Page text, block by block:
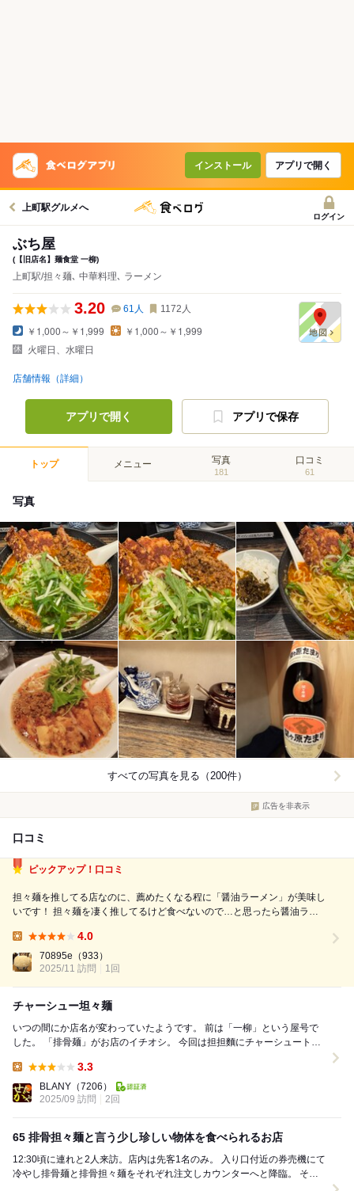
インストール アプリで開く
上町駅グルメへ
ログイン
ぶち屋
(【旧店名】麺食堂 一柳)
上町駅/担々麺､ 中華料理､ ラーメン
3.20 61 人 1172 人
￥1,000～￥1,999
￥1,000～￥1,999
火曜日、水曜日
店舗情報（詳細）
アプリで開く アプリで保存
トップ メニュー 写真
181
口コミ
61
写真
すべての写真を見る（200件）
広告を非表示
口コミ
ピックアップ！口コミ
担々麺を推してる店なのに、薦めたくなる程に「醤油ラーメン」が美味し
いです！ 担々麺を凄く推してるけど食べないので…と思ったら醤油ラー
でした。 スタンダードな見た目だけど、ストレート麺に少しだけ濃いめ
のスープがいい！ スト...
4.0
70895e （933）
2025/11 訪問
1回
チャーシュー坦々麺
いつの間にか店名が変わっていたようです。 前は「一柳」という屋号で
した。 「排骨麺」がお店のイチオシ。 今回は担担麵にチャーシュートッ
3.3
BLANY （7206）
2025/09 訪問
2回
65 排骨担々麺と言う少し珍しい物体を食べられるお店
12:30頃に連れと2人来訪。店内は先客1名のみ。 入り口付近の券売機にて
冷やし排骨麺と排骨担々麺をそれぞれ注文しカウンターへと降臨。 そし